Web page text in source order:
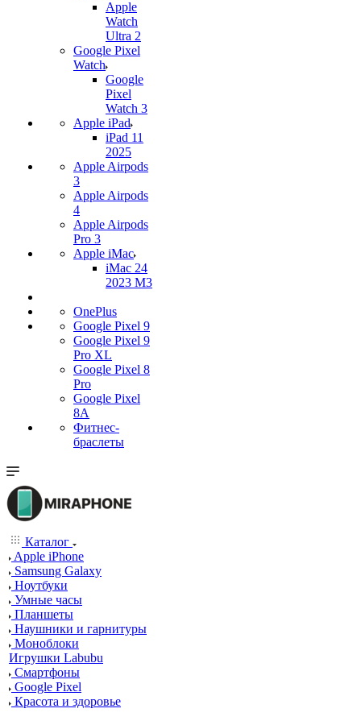
Apple
Watch
Ultra 2
Google Pixel
Watch
Google
Pixel
Watch 3
Apple iPad
iPad 11
2025
Apple Airpods
3
Apple Airpods
4
Apple Airpods
Pro 3
Apple iMac
iMac 24
2023 M3
OnePlus
Google Pixel 9
Google Pixel 9
Pro XL
Google Pixel 8
Pro
Google Pixel
8A
Фитнес-
браслеты
Каталог
Apple iPhone
Samsung Galaxy
Ноутбуки
Умные часы
Планшеты
Наушники и гарнитуры
Моноблоки
Игрушки Labubu
Смартфоны
Google Pixel
Красота и здоровье